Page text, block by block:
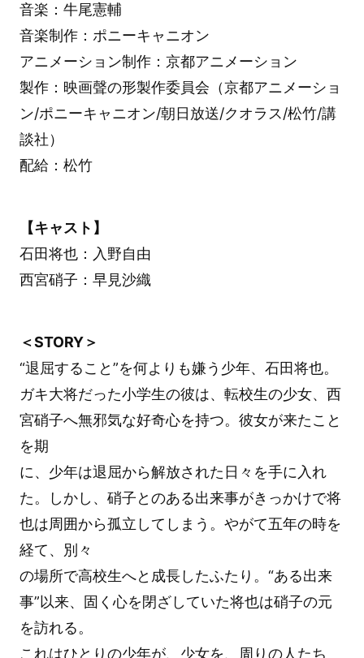
音楽：牛尾憲輔
音楽制作：ポニーキャニオン
アニメーション制作：京都アニメーション
製作：映画聲の形製作委員会（京都アニメーショ
ン/ポニーキャニオン/朝日放送/クオラス/松竹/講
談社）
配給：松竹
【キャスト】
石田将也：入野自由
西宮硝子：早見沙織
＜STORY＞
“退屈すること”を何よりも嫌う少年、石田将也。
ガキ大将だった小学生の彼は、転校生の少女、西
宮硝子へ無邪気な好奇心を持つ。彼女が来たこと
を期
に、少年は退屈から解放された日々を手に入れ
た。しかし、硝子とのある出来事がきっかけで将
也は周囲から孤立してしまう。やがて五年の時を
経て、別々
の場所で高校生へと成長したふたり。“ある出来
事”以来、固く心を閉ざしていた将也は硝子の元
を訪れる。
これはひとりの少年が、少女を、周りの人たち